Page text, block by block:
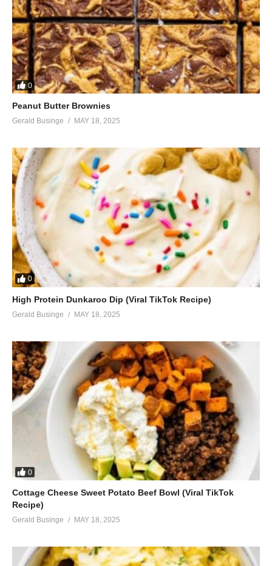
0
Peanut Butter Brownies
Gerald Businge MAY 18, 2025
0
High Protein Dunkaroo Dip (Viral TikTok Recipe)
Gerald Businge MAY 18, 2025
0
Cottage Cheese Sweet Potato Beef Bowl (Viral TikTok
Recipe)
Gerald Businge MAY 18, 2025